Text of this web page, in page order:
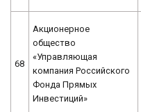
68
Акционерное
общество
«Управляющая
компания Российского
Фонда Прямых
Инвестиций»